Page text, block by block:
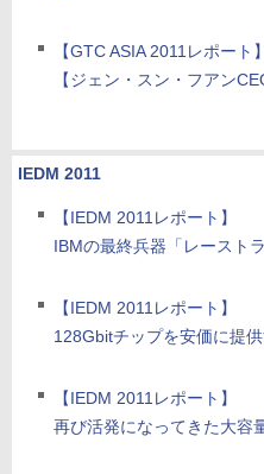
【GTC ASIA 2011レポート】
【ジェン・スン・フアン
IEDM 2011
【IEDM 2011レポート】
IBMの最終兵器「レースト
【IEDM 2011レポート】
128Gbitチップを安価に提
【IEDM 2011レポート】
再び活発になってきた大容